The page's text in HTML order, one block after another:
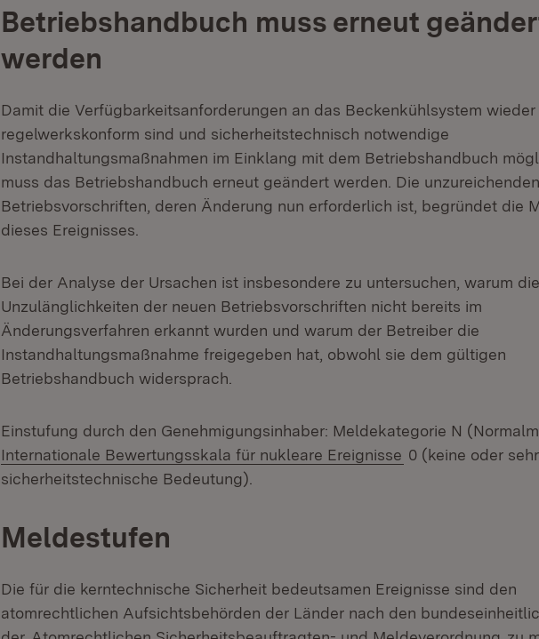
Betriebshandbuch muss erneut
werden
Damit die Verfügbarkeitsanforderungen an das Beckenkühlsystem wieder
regelwerkskonform sind und sicherheitstechnisch notwendige
Instandhaltungsmaßnahmen im Einklang mit dem Betriebshandbuch
muss das Betriebshandbuch erneut geändert werden. Die unzureichenden
Betriebsvorschriften, deren Änderung nun erforderlich ist, begründet die
dieses Ereignisses.
Bei der Analyse der Ursachen ist insbesondere zu untersuchen, warum die
Unzulänglichkeiten der neuen Betriebsvorschriften nicht bereits im
Änderungsverfahren erkannt wurden und warum der Betreiber die
Instandhaltungsmaßnahme freigegeben hat, obwohl sie dem gültigen
Betriebshandbuch widersprach.
Einstufung durch den Genehmigungsinhaber: Meldekategorie N
Internationale Bewertungsskala für nukleare Ereignisse (Öffnet in neuem
0 (keine oder
sicherheitstechnische Bedeutung).
Meldestufen
Die für die kerntechnische Sicherheit bedeutsamen Ereignisse sind den
atomrechtlichen Aufsichtsbehörden der Länder nach den